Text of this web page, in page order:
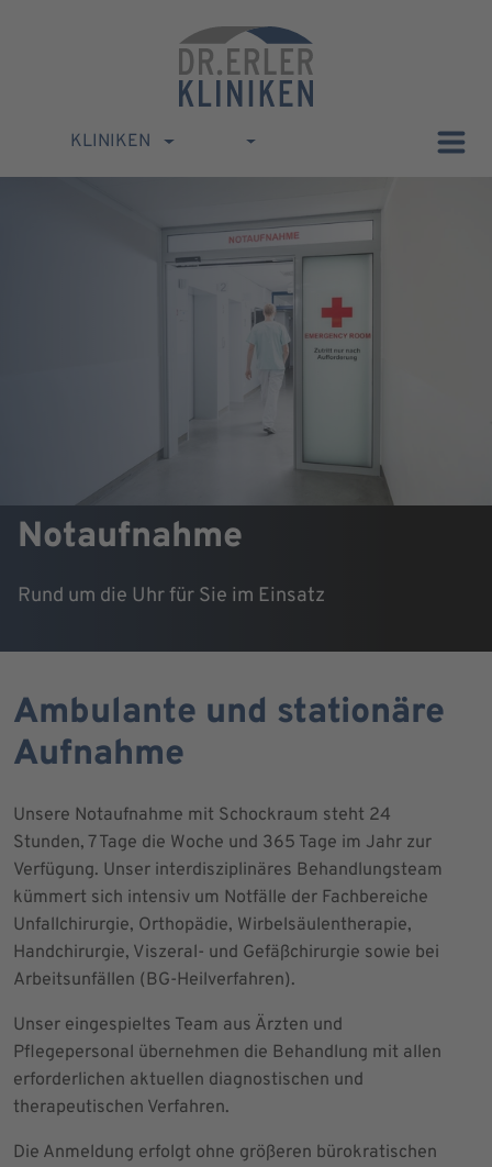
KLINIKEN
Notaufnahme
Rund um die Uhr für Sie im Einsatz
Ambulante und stationäre
Aufnahme
Unsere Notaufnahme mit Schockraum steht 24
Stunden, 7 Tage die Woche und 365 Tage im Jahr zur
Verfügung. Unser interdisziplinäres Behandlungsteam
kümmert sich intensiv um Notfälle der Fachbereiche
Unfallchirurgie, Orthopädie, Wirbelsäulentherapie,
Handchirurgie, Viszeral- und Gefäßchirurgie sowie bei
Arbeitsunfällen (BG-Heilverfahren).
Unser eingespieltes Team aus Ärzten und
Pflegepersonal übernehmen die Behandlung mit allen
erforderlichen aktuellen diagnostischen und
therapeutischen Verfahren.
Die Anmeldung erfolgt ohne größeren bürokratischen